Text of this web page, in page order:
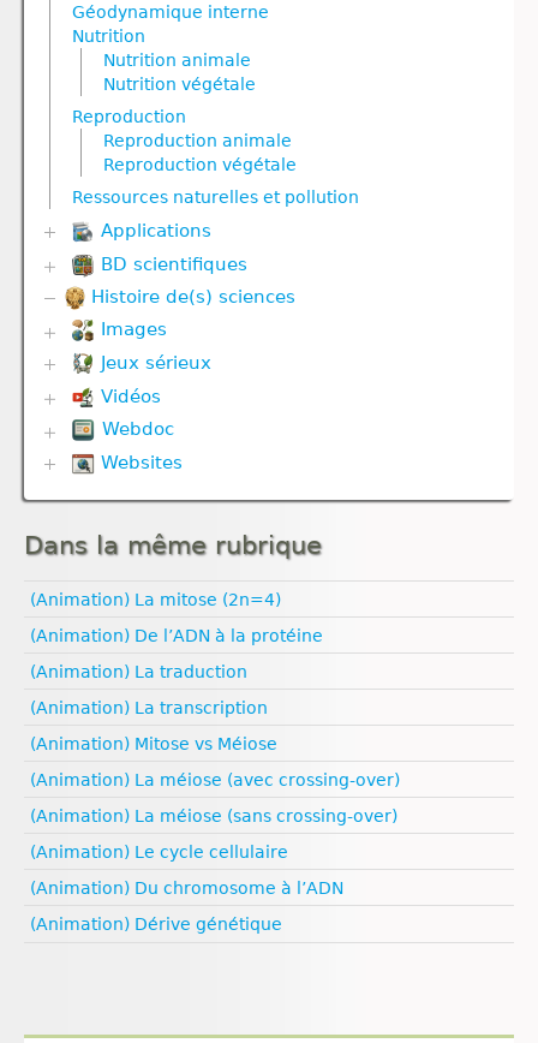
Géodynamique interne
Nutrition
Nutrition animale
Nutrition végétale
Reproduction
Reproduction animale
Reproduction végétale
Ressources naturelles et pollution
Applications
Biodiversité
Communication hormonale
Communication nerveuse
Corps humain
Défense immunitaire
Divers
Evolution
Génétique
Géodynamique externe
Géodynamique interne
Molécule
Nutrition animale
Reproduction
Reproduction animale
Reproduction végétale
BD scientifiques
Biodiversité
Corps humain
Divers
Evolution
Géodynamique externe et Climat
Géodynamique interne
Gestes techniques
Nutrition
Histoire de(s) sciences
Images
Corps humain
Jeux sérieux
Biodiversité
Défense immunitaire
Divers
Evolution
Nutrition
Ressources naturelles et pollution
Vidéos
Communication hormonale
Communication nerveuse
Corps humain
Défense immunitaire
Nutrition
Reproduction
Reproduction animale
Webdoc
Biodiversité
Défense immunitaire
Evolution
Génétique
Géodynamique interne
Ressources naturelles et pollution
Websites
Esprit critique
Géologie
Pédagogie
Santé
Vulgarisation scientifique
Égalité filles‑garçons
Dans la même rubrique
(Animation) La mitose (2n=4)
(Animation) De l’ADN à la protéine
(Animation) La traduction
(Animation) La transcription
(Animation) Mitose vs Méiose
(Animation) La méiose (avec crossing-over)
(Animation) La méiose (sans crossing-over)
(Animation) Le cycle cellulaire
(Animation) Du chromosome à l’ADN
(Animation) Dérive génétique